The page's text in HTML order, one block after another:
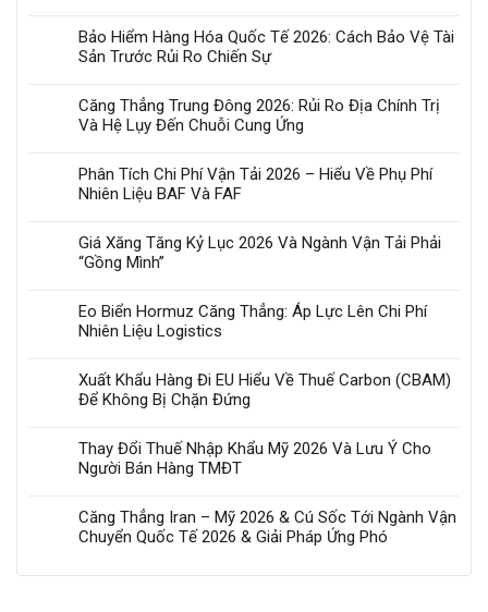
Bảo Hiểm Hàng Hóa Quốc Tế 2026: Cách Bảo Vệ Tài
Sản Trước Rủi Ro Chiến Sự
Căng Thẳng Trung Đông 2026: Rủi Ro Địa Chính Trị
Và Hệ Lụy Đến Chuỗi Cung Ứng
Phân Tích Chi Phí Vận Tải 2026 – Hiểu Về Phụ Phí
Nhiên Liệu BAF Và FAF
Giá Xăng Tăng Kỷ Lục 2026 Và Ngành Vận Tải Phải
“Gồng Mình”
Eo Biển Hormuz Căng Thẳng: Áp Lực Lên Chi Phí
Nhiên Liệu Logistics
Xuất Khẩu Hàng Đi EU Hiểu Về Thuế Carbon (CBAM)
Để Không Bị Chặn Đứng
Thay Đổi Thuế Nhập Khẩu Mỹ 2026 Và Lưu Ý Cho
Người Bán Hàng TMĐT
Căng Thẳng Iran – Mỹ 2026 & Cú Sốc Tới Ngành Vận
Chuyển Quốc Tế 2026 & Giải Pháp Ứng Phó